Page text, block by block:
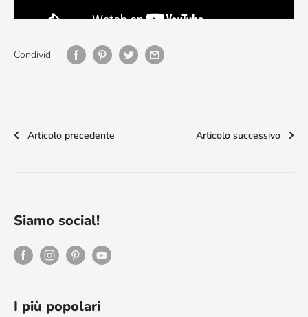
Condividi
Articolo precedente Articolo successivo
Siamo social!
I più popolari